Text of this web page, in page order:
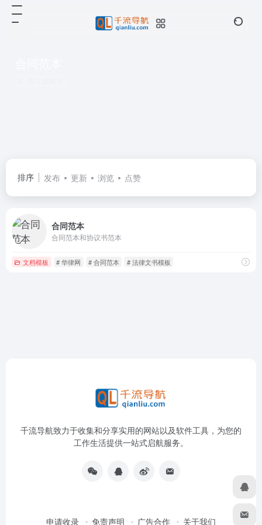
排序 发布 更新 浏览 点赞
合同范本
合同范本和协议书范本
文档模板 # 华律网 # 合同范本 # 法律文书模板
千流导航致力于收集和分享实用的网站以及软件工具，为您的
工作生活提供一站式启航服务。
申请收录 免责声明 广告合作 关于我们